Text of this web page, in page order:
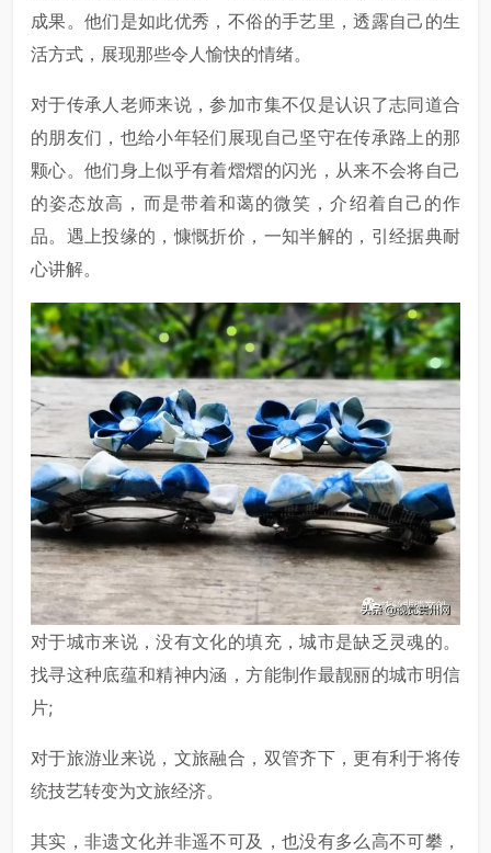
成果。他们是如此优秀，不俗的手艺里，透露自己的生
活方式，展现那些令人愉快的情绪。
对于传承人老师来说，参加市集不仅是认识了志同道合
的朋友们，也给小年轻们展现自己坚守在传承路上的那
颗心。他们身上似乎有着熠熠的闪光，从来不会将自己
的姿态放高，而是带着和蔼的微笑，介绍着自己的作
品。遇上投缘的，慷慨折价，一知半解的，引经据典耐
心讲解。
对于城市来说，没有文化的填充，城市是缺乏灵魂的。
找寻这种底蕴和精神内涵，方能制作最靓丽的城市明信
片;
对于旅游业来说，文旅融合，双管齐下，更有利于将传
统技艺转变为文旅经济。
其实，非遗文化并非遥不可及，也没有多么高不可攀，